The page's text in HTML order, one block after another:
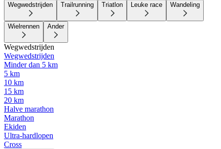
Wegwedstrijden Trailrunning Triatlon Leuke race Wandeling
Wielrennen Ander
Wegwedstrijden
Wegwedstrijden
Minder dan 5 km
5 km
10 km
15 km
20 km
Halve marathon
Marathon
Ekiden
Ultra-hardlopen
Cross